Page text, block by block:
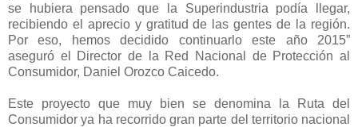
se hubiera pensado que la Superindustria podía llegar,
recibiendo el aprecio y gratitud de las gentes de la región.
Por eso, hemos decidido continuarlo este año 2015”
aseguró el Director de la Red Nacional de Protección al
Consumidor, Daniel Orozco Caicedo.
Este proyecto que muy bien se denomina la Ruta del
Consumidor ya ha recorrido gran parte del territorio nacional